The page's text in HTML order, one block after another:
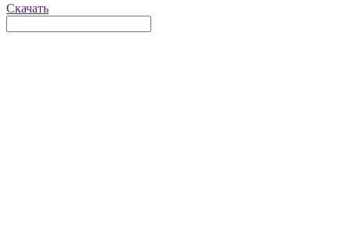
Скачать